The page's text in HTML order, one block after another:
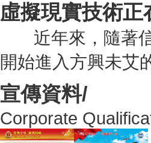
虛擬現實技術
近年來，隨著信
開始進入方興未艾
宣傳資料/
Corporate